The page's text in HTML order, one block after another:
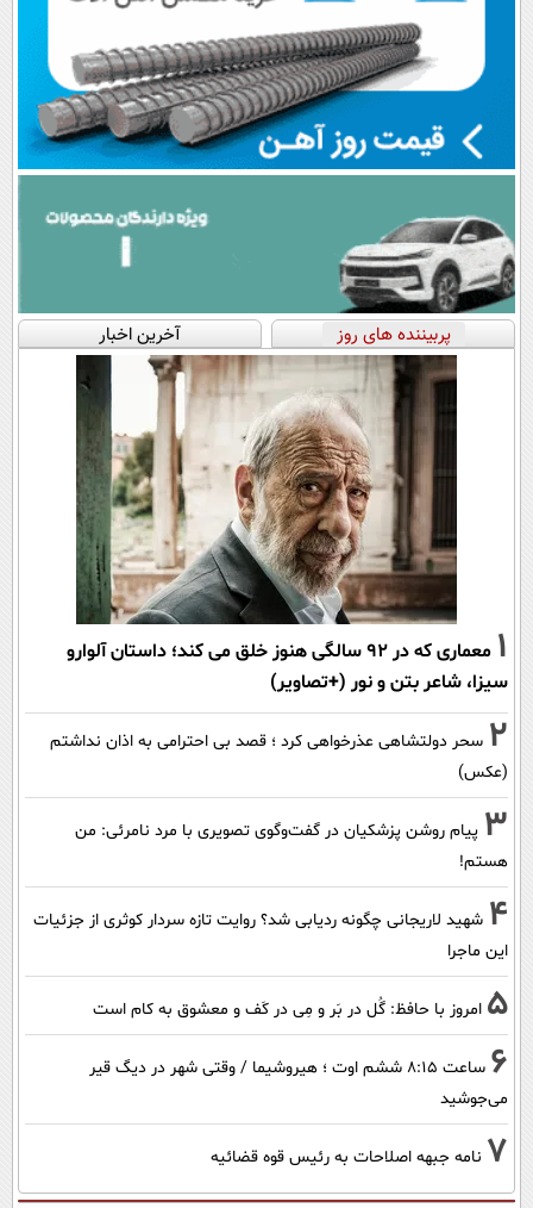
پربیننده های روز آخرین اخبار
1
معماری که در 92 سالگی هنوز خلق می کند؛ داستان آلوارو
سیزا، شاعر بتن و نور (+تصاویر)
2 سحر دولتشاهی عذرخواهی کرد ؛ قصد بی احترامی به اذان نداشتم
(عکس)
3 پیام روشن پزشکیان در گفت‌و‌گوی تصویری با مرد نامرئی: من
هستم!
4 شهید لاریجانی چگونه ردیابی شد؟ روایت تازه سردار کوثری از جزئیات
این ماجرا
5 امروز با حافظ: گُل در بَر و مِی در کَف و معشوق به کام است
6
ساعت ۸:۱۵ ششم اوت ؛ هیروشیما / وقتی شهر در دیگ قیر
می‌جوشید
7 نامه جبهه اصلاحات به رئیس قوه قضائیه